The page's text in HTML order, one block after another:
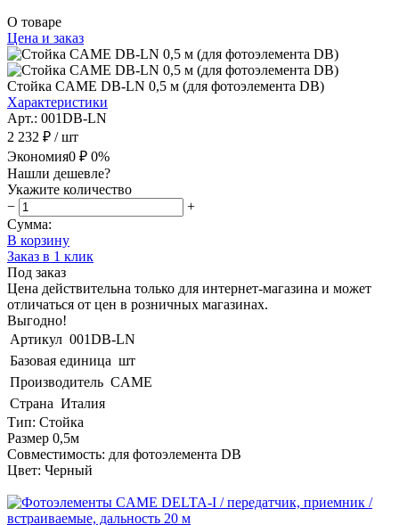
О товаре
Цена и заказ
Стойка CAME DB-LN 0,5 м (для фотоэлемента DB)
Характеристики
Арт.: 001DB-LN
2 232 ₽ / шт
Экономия0 ₽ 0%
Нашли дешевле?
Укажите количество
−
+
Сумма:
В корзину
Заказ в 1 клик
Под заказ
Цена действительна только для интернет-магазина и может
отличаться от цен в розничных магазинах.
Выгодно!
Артикул 001DB-LN
Базовая единица шт
Производитель CAME
Страна Италия
Тип: Стойка
Размер 0,5м
Совместимость: для фотоэлемента DB
Цвет: Черный